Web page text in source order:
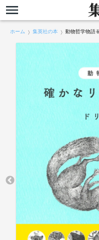
ホーム 集英社の本 動物哲学物語